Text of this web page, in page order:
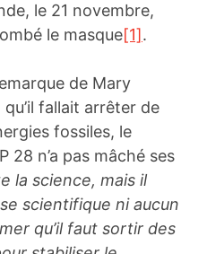
le 21 novembre,
le masque[1].
de Mary
fallait arrêter de
fossiles, le
28 n’a pas mâché ses
la science, mais il
scientifique ni aucun
qu’il faut sortir des